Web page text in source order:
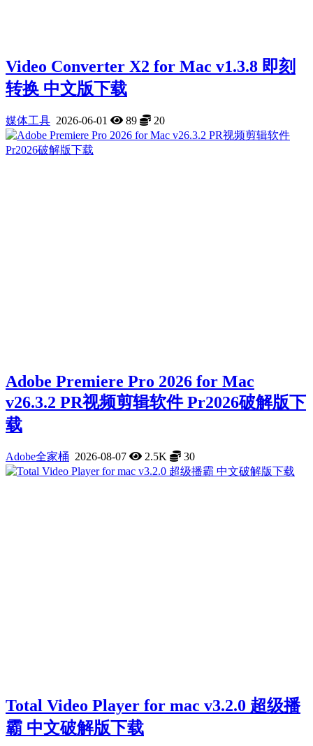
Video Converter X2 for Mac v1.3.8 即刻
转换 中文版下载
媒体工具 2026-06-01 89 20
Adobe Premiere Pro 2026 for Mac
v26.3.2 PR视频剪辑软件 Pr2026破解版下
载
Adobe全家桶 2026-08-07 2.5K 30
Total Video Player for mac v3.2.0 超级播
霸 中文破解版下载